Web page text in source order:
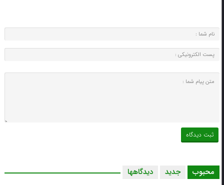
محبوب جدید دیدگاهها